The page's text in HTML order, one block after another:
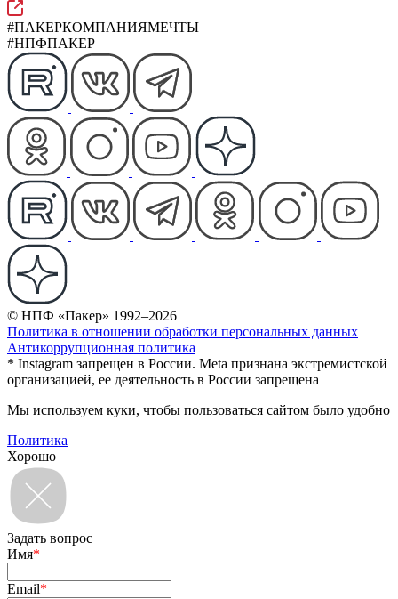
#ПАКЕРКОМПАНИЯМЕЧТЫ
#НПФПАКЕР
© НПФ «Пакер» 1992–2026
Политика в отношении обработки персональных данных
Антикоррупционная политика
* Instagram запрещен в России. Meta признана экстремистской
организацией, ее деятельность в России запрещена
Мы используем куки, чтобы пользоваться сайтом было удобно
Политика
Хорошо
Задать вопрос
Имя*
Email*